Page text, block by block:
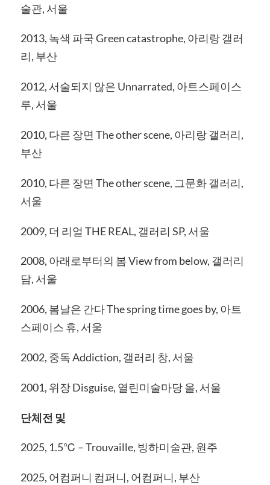
술관, 서울
2013, 녹색 파국 Green catastrophe, 아리랑 갤러
리, 부산
2012, 서술되지 않은 Unnarrated, 아트스페이스
루, 서울
2010, 다른 장면 The other scene, 아리랑 갤러리,
부산
2010, 다른 장면 The other scene, 그문화 갤러리,
서울
2009, 더 리얼 THE REAL, 갤러리 SP, 서울
2008, 아래로부터의 봄 View from below, 갤러리
담, 서울
2006, 봄날은 간다 The spring time goes by, 아트
스페이스 휴, 서울
2002, 중독 Addiction, 갤러리 창, 서울
2001, 위장 Disguise, 열린미술마당 올, 서울
단체전 및
2025, 1.5℃ – Trouvaille, 빙하미술관, 원주
2025, 어컴퍼니 컴퍼니, 어컴퍼니, 부산